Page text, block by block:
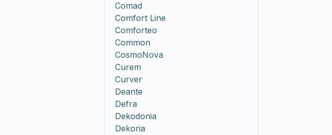
Comad
Comfort Line
Comforteo
Common
CosmoNova
Curem
Curver
Deante
Defra
Dekodonia
Dekoria